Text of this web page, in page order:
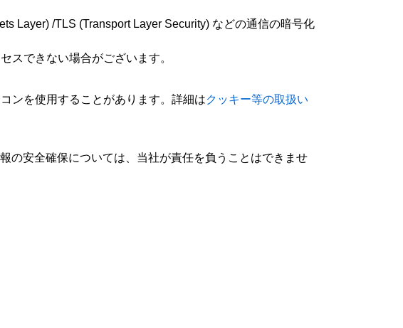
Layer) /TLS (Transport Layer Security) などの通信の暗号化
スできない場合がございます。
ンを使用することがあります。詳細はクッキー等の取扱い
の安全確保については、当社が責任を負うことはできませ